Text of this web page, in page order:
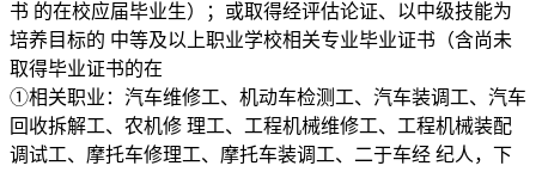
书 的在校应届毕业生）；或取得经评估论证、以中级技能为
培养目标的 中等及以上职业学校相关专业毕业证书（含尚未
取得毕业证书的在
①相关职业：汽车维修工、机动车检测工、汽车装调工、汽车
回收拆解工、农机修 理工、工程机械维修工、工程机械装配
调试工、摩托车修理工、摩托车装调工、二于车经 纪人，下